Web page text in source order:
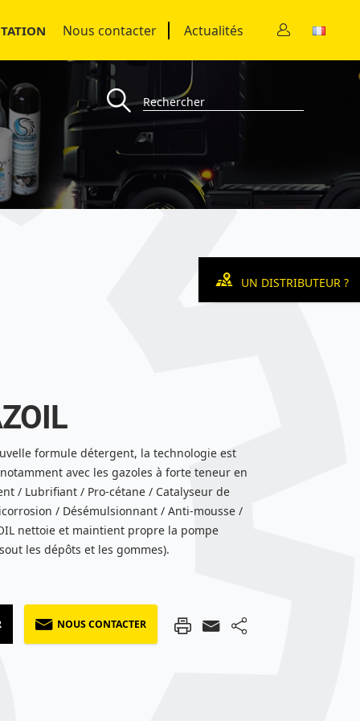
Nous contacter Actualités
formule détergent, la technologie est
avec les gazoles à forte teneur en
/ Lubrifiant / Pro-cétane / Catalyseur de
/ Désémulsionnant / Anti-mousse /
nettoie et maintient propre la pompe
les dépôts et les gommes).
NOUS CONTACTER
UN DISTRIBUTEUR ?